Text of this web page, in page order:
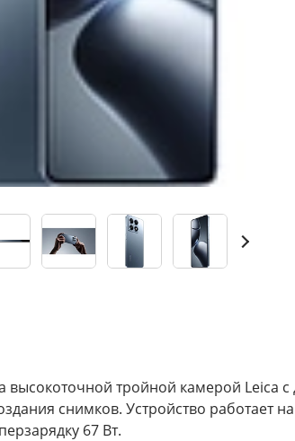
высокоточной тройной камерой Leica
снимков. Устройство работает
67 Вт.